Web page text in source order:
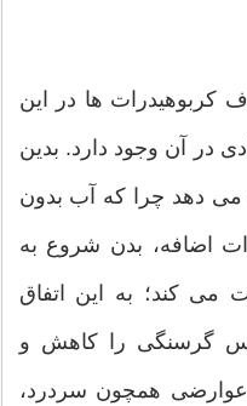
کربوهیدرات ها در این
در آن وجود دارد. بدین
دهد چرا که آب بدون
اضافه، بدن شروع به
کند؛ به این اتفاق
گرسنگی را کاهش و
همچون سردرد،